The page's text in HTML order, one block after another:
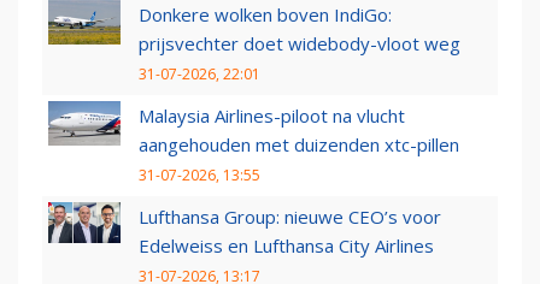
Donkere wolken boven IndiGo:
prijsvechter doet widebody-vloot weg
31-07-2026, 22:01
Malaysia Airlines-piloot na vlucht
aangehouden met duizenden xtc-pillen
31-07-2026, 13:55
Lufthansa Group: nieuwe CEO’s voor
Edelweiss en Lufthansa City Airlines
31-07-2026, 13:17